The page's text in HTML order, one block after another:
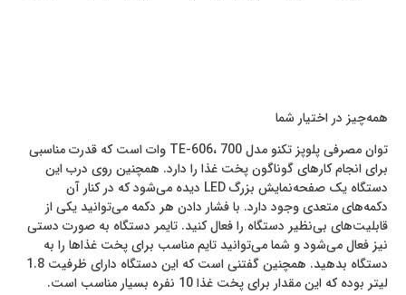
همه‌چیز در اختیار شما
توان مصرفی پلوپز تکنو مدل TE-606، 700 وات است که قدرت مناسبی
برای انجام کارهای گوناگون پخت غذا را دارد. همچنین روی درب این
دستگاه یک صفحه‌نمایش بزرگ LED دیده می‌شود که در کنار آن
دکمه‌های متعدی وجود دارد. با فشار دادن هر دکمه می‌توانید یکی از
قابلیت‌های بی‌نظیر دستگاه را فعال کنید. تایمر دستگاه به صورت دستی
نیز فعال می‌شود و شما می‌توانید تایم مناسب برای پخت غذاها را به
دستگاه بدهید. همچنین گفتنی است که این دستگاه دارای ظرفیت 1.8
لیتر بوده که این مقدار برای پخت غذا 10 نفره بسیار مناسب است.